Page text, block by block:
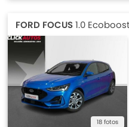
FORD FOCUS1.0
18 fotos